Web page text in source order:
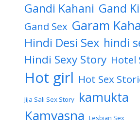
Gandi Kahani Gand
Gand Sex Garam
Hindi Desi Sex hindi
Hindi Sexy Story Hotel
Hot girl Hot Sex
Jija Sali Sex Story kamukta
Kamvasna Lesbian Sex